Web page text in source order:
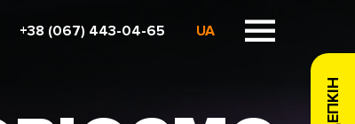
+38 (067) 443-04-65 UA